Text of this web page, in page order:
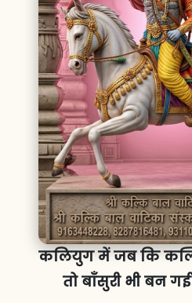
कलियुग में जब कि
तो बाँसुरी भी बन गई